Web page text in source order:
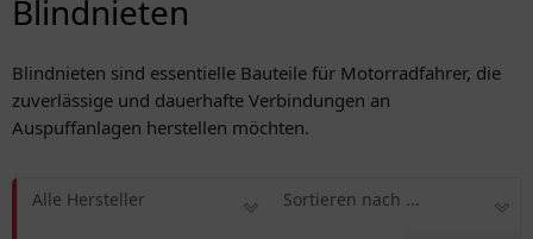
Blindnieten
Blindnieten sind essentielle Bauteile für Motorradfahrer, die
zuverlässige und dauerhafte Verbindungen an
Auspuffanlagen herstellen möchten.
Alle Hersteller Sortieren nach ...